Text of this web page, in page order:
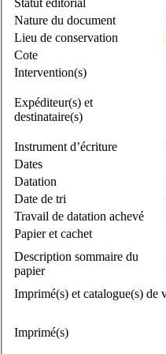
Statut éditorial
Nature du document
Lieu de conservation
Cote
Intervention(s)
Expéditeur(s) et
destinataire(s)
Instrument d’écriture
Dates
Datation
Date de tri
Travail de datation achevé
Papier et cachet
Description sommaire du
papier
Imprimé(s) et catalogue(s) de
Imprimé(s)